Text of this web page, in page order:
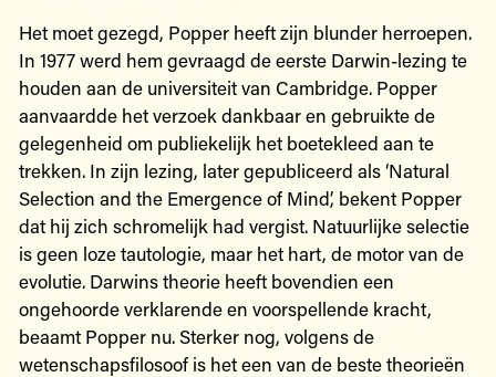
Het moet gezegd, Popper heeft zijn blunder herroepen.
In 1977 werd hem gevraagd de eerste Darwin-lezing te
houden aan de universiteit van Cambridge. Popper
aanvaardde het verzoek dankbaar en gebruikte de
gelegenheid om publiekelijk het boetekleed aan te
trekken. In zijn lezing, later gepubliceerd als ‘Natural
Selection and the Emergence of Mind’, bekent Popper
dat hij zich schromelijk had vergist. Natuurlijke selectie
is geen loze tautologie, maar het hart, de motor van de
evolutie. Darwins theorie heeft bovendien een
ongehoorde verklarende en voorspellende kracht,
beaamt Popper nu. Sterker nog, volgens de
wetenschapsfilosoof is het een van de beste theorieën